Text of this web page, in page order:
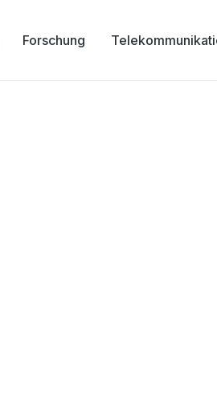
Forschung